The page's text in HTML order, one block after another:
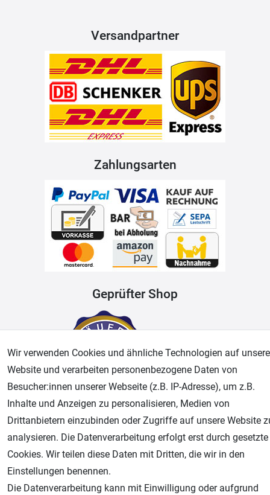
Versandpartner
Zahlungsarten
Geprüfter Shop
Unsere weiteren Shops:
Airbrush-City
Wir verwenden Cookies und ähnliche Technologien auf
Website und verarbeiten personenbezogene Daten von
Besucher:innen unserer Webseite (z.B. IP-Adresse), um z.B.
Inhalte und Anzeigen zu personalisieren, Medien von
Drittanbietern einzubinden oder Zugriffe auf unsere Website
analysieren. Die Datenverarbeitung erfolgt erst durch gesetzte
Cookies. Wir teilen diese Daten mit Dritten, die wir in den
Einstellungen benennen.
Die Datenverarbeitung kann mit Einwilligung oder aufgrund